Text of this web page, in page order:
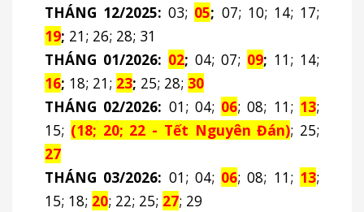
THÁNG 12/2025: 03; 05; 07; 10; 14; 17;
19; 21; 26; 28; 31
THÁNG 01/2026: 02; 04; 07; 09; 11; 14;
16; 18; 21; 23; 25; 28; 30
THÁNG 02/2026: 01; 04; 06; 08; 11; 13;
15; (18; 20; 22 - Tết Nguyên Đán); 25;
27
THÁNG 03/2026: 01; 04; 06; 08; 11; 13;
15; 18; 20; 22; 25; 27; 29